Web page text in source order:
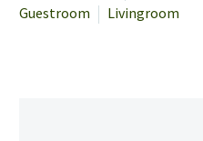
Guestroom
Livingroom